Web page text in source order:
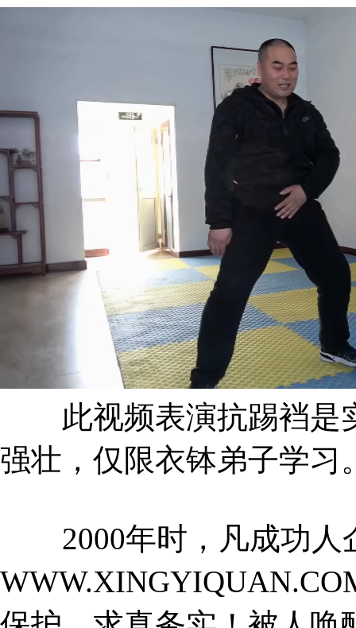
此视频表演抗踢裆是
强壮，仅限衣钵弟子学习
2000年时，凡成功人